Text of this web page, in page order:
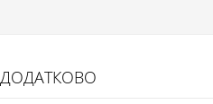
ДОДАТКОВО